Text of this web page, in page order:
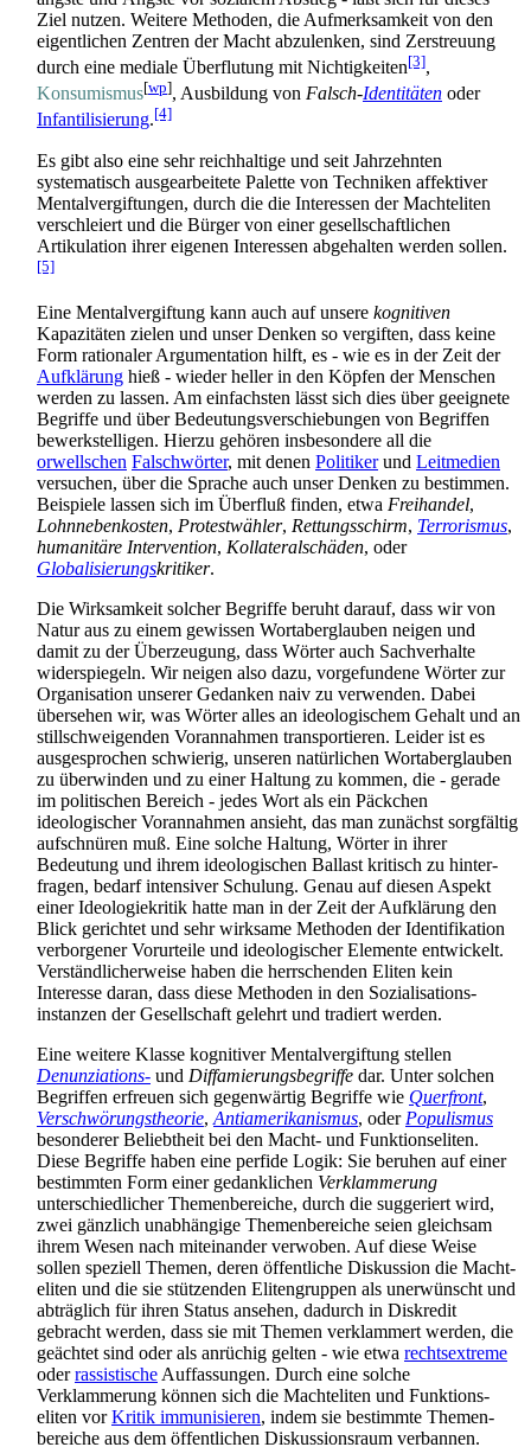
Ziel nutzen. Weitere Methoden, die Aufmerksamkeit von den
eigentlichen Zentren der Macht abzulenken, sind Zerstreuung
durch eine mediale Überflutung mit Nichtigkeiten[3],
Konsumismus[wp], Ausbildung von Falsch-Identitäten oder
Infantilisierung.[4]
Es gibt also eine sehr reichhaltige und seit Jahrzehnten
systematisch ausgearbeitete Palette von Techniken affektiver
Mental­vergiftungen, durch die die Interessen der Macht­eliten
verschleiert und die Bürger von einer gesellschaftlichen
Artikulation ihrer eigenen Interessen abgehalten werden sollen.
[5]
Eine Mentalvergiftung kann auch auf unsere kognitiven
Kapazitäten zielen und unser Denken so vergiften, dass keine
Form rationaler Argumentation hilft, es - wie es in der Zeit der
Aufklärung hieß - wieder heller in den Köpfen der Menschen
werden zu lassen. Am einfachsten lässt sich dies über geeignete
Begriffe und über Bedeutungs­verschiebungen von Begriffen
bewerkstelligen. Hierzu gehören insbesondere all die
orwellschen Falschwörter, mit denen Politikerund Leitmedien
versuchen, über die Sprache auch unser Denken zu bestimmen.
Beispiele lassen sich im Überfluß finden, etwa Freihandel,
Lohn­neben­kosten, Protestwähler, Rettungs­schirm, Terrorismus,
humanitäre Intervention, Kollateral­schäden, oder
Globalisierungs­kritiker.
Die Wirksamkeit solcher Begriffe beruht darauf, dass wir von
Natur aus zu einem gewissen Wort­aber­glauben neigen und
damit zu der Überzeugung, dass Wörter auch Sach­verhalte
wider­spiegeln. Wir neigen also dazu, vor­gefundene Wörter zur
Organisation unserer Gedanken naiv zu verwenden. Dabei
übersehen wir, was Wörter alles an ideologischem Gehalt und an
stillschweigenden Vor­annahmen transportieren. Leider ist es
ausgesprochen schwierig, unseren natürlichen Wort­aber­glauben
zu überwinden und zu einer Haltung zu kommen, die - gerade
im politischen Bereich - jedes Wort als ein Päckchen
ideologischer Vor­an­nahmen ansieht, das man zunächst sorgfältig
aufschnüren muß. Eine solche Haltung, Wörter in ihrer
Bedeutung und ihrem ideologischen Ballast kritisch zu hinter­
fragen, bedarf intensiver Schulung. Genau auf diesen Aspekt
einer Ideologie­kritik hatte man in der Zeit der Aufklärung den
Blick gerichtet und sehr wirksame Methoden der Identifikation
verborgener Vorurteile und ideologischer Elemente entwickelt.
Verständlicher­weise haben die herrschenden Eliten kein
Interesse daran, dass diese Methoden in den Sozialisations­
instanzen der Gesellschaft gelehrt und tradiert werden.
Eine weitere Klasse kognitiver Mentalvergiftung stellen
Denunziations- und Diffamierungs­begriffe dar. Unter solchen
Begriffen erfreuen sich gegenwärtig Begriffe wie Querfront,
Verschwörungstheorie, Antiamerikanismus, oder Populismus
besonderer Beliebtheit bei den Macht- und Funktions­eliten.
Diese Begriffe haben eine perfide Logik: Sie beruhen auf einer
bestimmten Form einer gedanklichen Verklammerung
unterschiedlicher Themen­bereiche, durch die suggeriert wird,
zwei gänzlich unabhängige Themen­bereiche seien gleichsam
ihrem Wesen nach miteinander verwoben. Auf diese Weise
sollen speziell Themen, deren öffentliche Diskussion die Macht­
eliten und die sie stützenden Eliten­gruppen als unerwünscht und
abträglich für ihren Status ansehen, dadurch in Diskredit
gebracht werden, dass sie mit Themen verklammert werden, die
geächtet sind oder als anrüchig gelten - wie etwa rechts­extreme
oderrassistische Auffassungen. Durch eine solche
Verklammerung können sich die Macht­eliten und Funktions­
eliten vorKritik immunisieren, indem sie bestimmte Themen­
bereiche aus dem öffentlichen Diskussions­raum verbannen.